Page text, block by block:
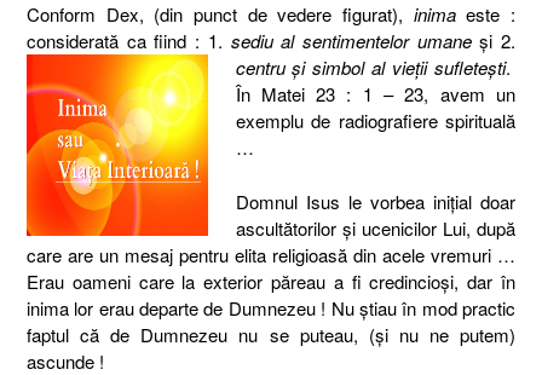
Conform Dex, (din punct de vedere figurat), inimaeste :
considerată ca fiind : 1. sediu al sentimentelor umaneşi 2.
centru şi simbol al vieţii sufleteşti.
În Matei 23 : 1 – 23, avem un
exemplu de radiografiere spirituală
…
Domnul Isus le vorbea iniţial doar
ascultătorilor şi ucenicilor Lui, după
care are un mesaj pentru elita religioasă din acele vremuri …
Erau oameni care la exterior păreau a fi credincioşi, dar în
inima lor erau departe de Dumnezeu ! Nu ştiau în mod practic
faptul că de Dumnezeu nu se puteau, (şi nu ne putem)
ascunde !